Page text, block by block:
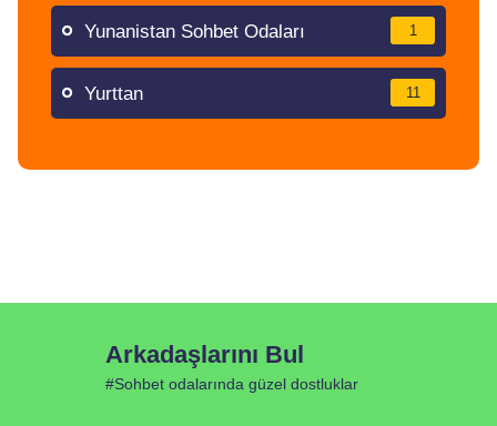
Yunanistan Sohbet Odaları 1
Yurttan 11
Arkadaşlarını Bul
#Sohbet odalarında güzel dostluklar